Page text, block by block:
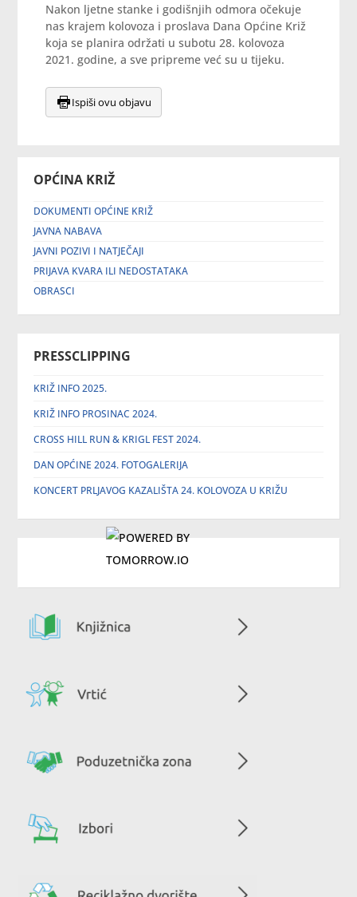
OPĆINA KRIŽ
DOKUMENTI OPĆINE KRIŽ
JAVNA NABAVA
JAVNI POZIVI I NATJEČAJI
PRIJAVA KVARA ILI NEDOSTATAKA
OBRASCI
PRESSCLIPPING
KRIŽ INFO 2025.
KRIŽ INFO PROSINAC 2024.
CROSS HILL RUN & KRIGL FEST 2024.
DAN OPĆINE 2024. FOTOGALERIJA
KONCERT PRLJAVOG KAZALIŠTA 24. KOLOVOZA U KRIŽU
Nakon ljetne stanke i godišnjih odmora očekuje
nas krajem kolovoza i proslava Dana Općine Križ
koja se planira održati u subotu 28. kolovoza
2021. godine, a sve pripreme već su u tijeku.
Ispiši ovu objavu